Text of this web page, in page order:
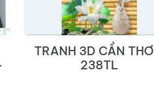
TRANH 3D CẦN
238TL